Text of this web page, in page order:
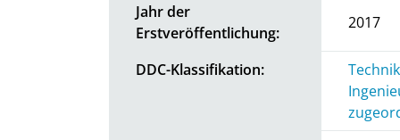
Jahr der
Erstveröffentlichung:
2017
DDC-Klassifikation: